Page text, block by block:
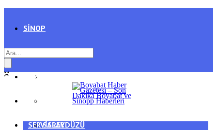
SINOP
AYANCIK
SARAYDÜZÜ
GENEL
SPOR
SERVISLER